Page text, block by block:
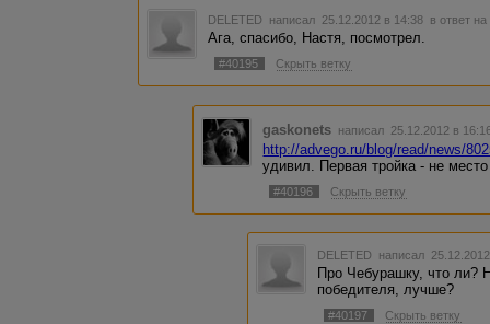
DELETED написал 25.12.2012 в 14:38 в ответ
Ага, спасибо, Настя, посмотрел.
#40195 Скрыть ветку
gaskonets написал 25.12.2012 в
http://advego.ru/blog/read/news/
удивил. Первая тройка - не
#40196 Скрыть ветку
DELETED написал
Про Чебурашку, что ли?
победителя, лучше?
#40197 Скрыть ветку